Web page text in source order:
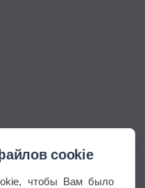
cookie
чтобы Вам было